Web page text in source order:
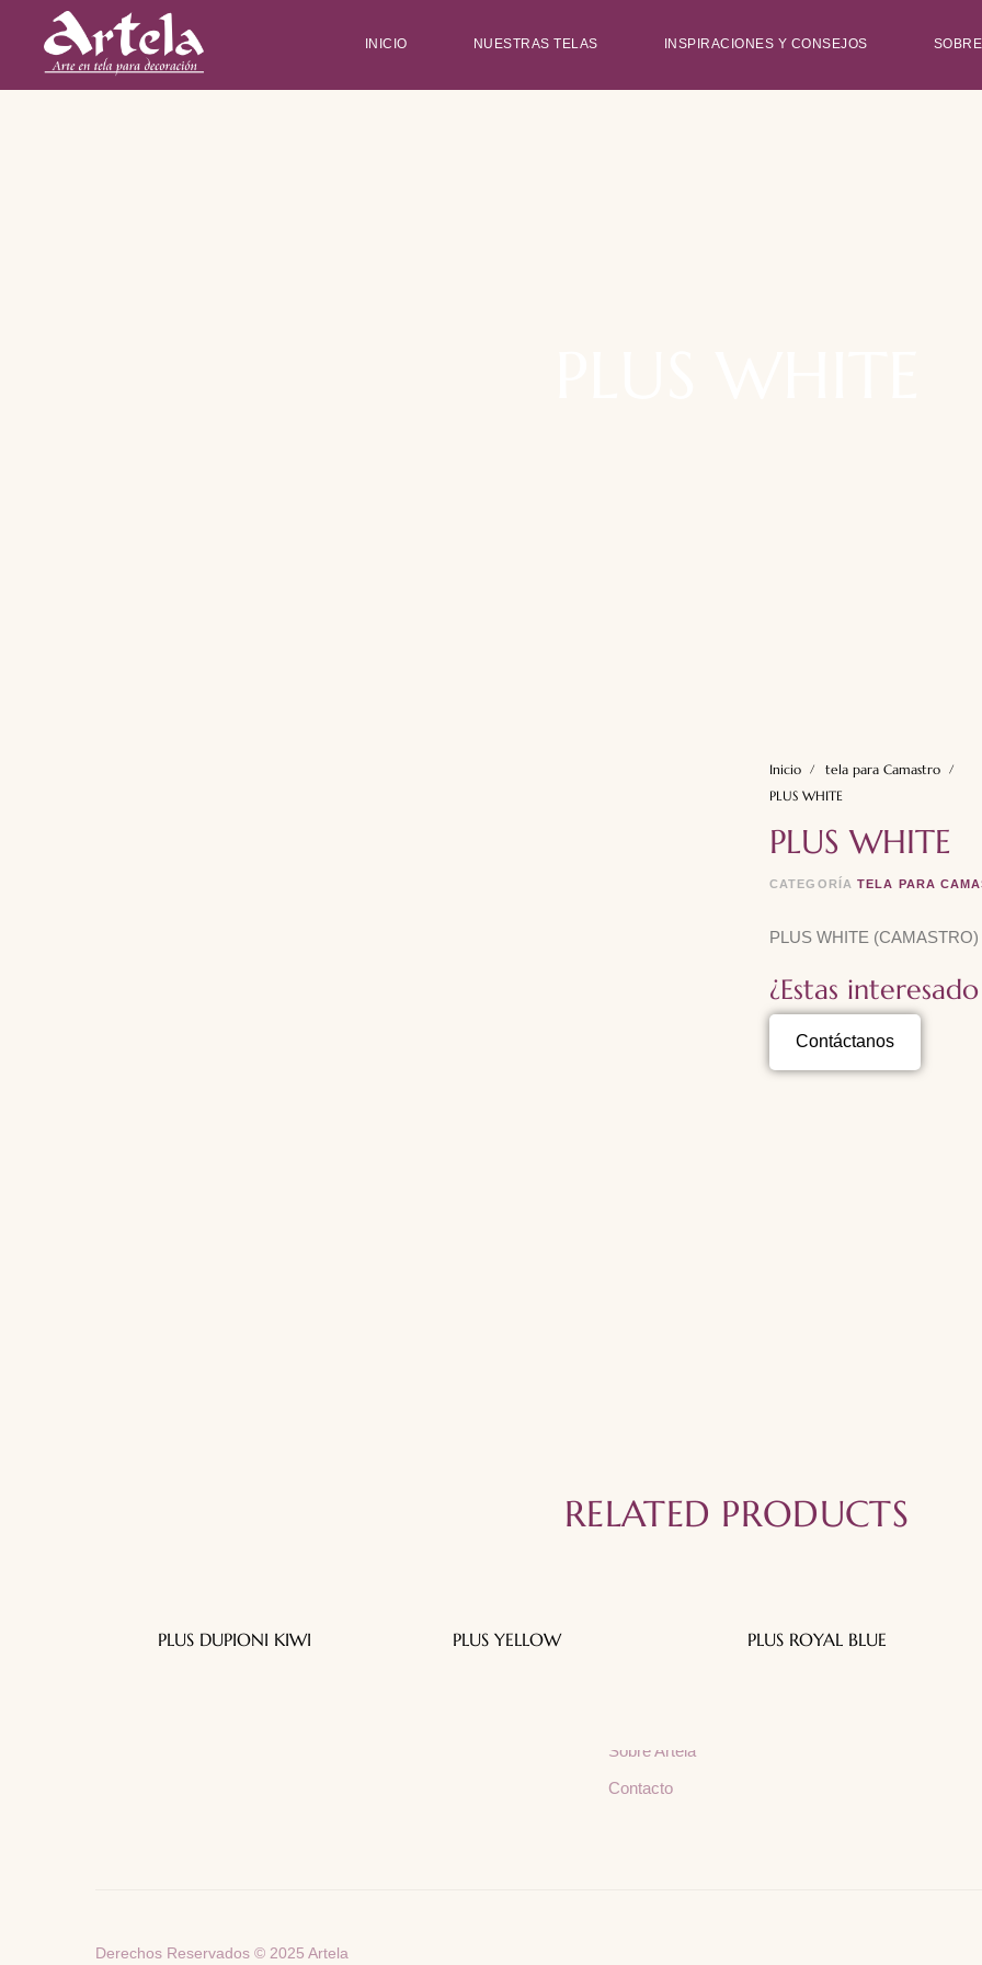
INICIO NUESTRAS TELAS INSPIRACIONES Y CONSEJOS
Inicio
tela para Camastro
PLUS WHITE
PLUS WHITE
CATEGORÍA TELA PARA
PLUS WHITE (CAMASTRO)
¿Estas
Contáctanos
RELATED PRODUCTS
PLUS DUPIONI KIWI PLUS YELLOW PLUS ROYAL BLUE
Telas decorativas para todo tu hogar
Sobre Artela
Contacto
Av. Pino Suárez
Derechos Reservados © 2025 Artela